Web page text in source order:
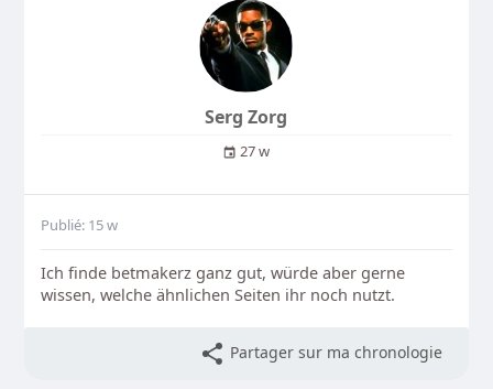
Serg Zorg
27 w
Publié: 15 w
Ich finde betmakerz ganz gut, würde aber gerne
wissen, welche ähnlichen Seiten ihr noch nutzt.
Partager sur ma chronologie